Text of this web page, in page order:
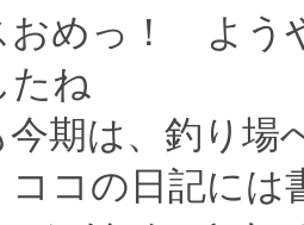
おめっ！ よう
たね
今期は、釣り場
ココの日記には